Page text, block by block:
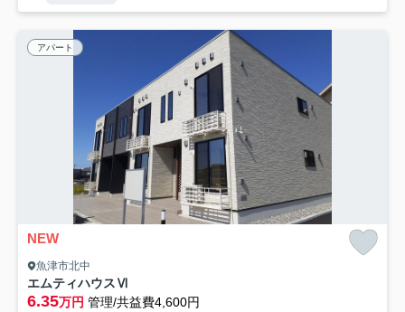
アパート
NEW
魚津市北中
エムティハウスⅥ
6.35万円 管理/共益費4,600円